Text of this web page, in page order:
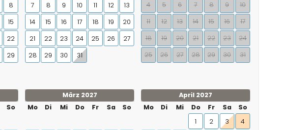
8
15
22
29
7
8 9 10 11 12
13
14
15 16 17 18 19
20
21
22 23 24 25 26
27
28
29 30 31
4
5 6 7 8 9
10
11
12 13 14 15 16
17
18
19 20 21 22 23
24
25
26 27 28 29 30 31
So
März 2027
Mo
Di Mi Do Fr Sa So
April 2027
Mo
Di Mi Do Fr Sa
So
1
2 3
4